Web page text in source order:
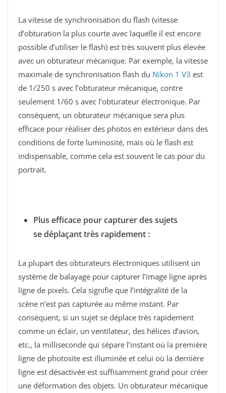
La vitesse de synchronisation du flash (vitesse
d’obturation la plus courte avec laquelle il est encore
possible d’utiliser le flash) est très souvent plus élevée
avec un obturateur mécanique. Par exemple, la vitesse
maximale de synchronisation flash du Nikon 1 V3 est
de 1/250 s avec l’obturateur mécanique, contre
seulement 1/60 s avec l’obturateur électronique. Par
conséquent, un obturateur mécanique sera plus
efficace pour réaliser des photos en extérieur dans des
conditions de forte luminosité, mais où le flash est
indispensable, comme cela est souvent le cas pour du
portrait.
Plus efficace pour capturer des sujets
se déplaçant très rapidement :
La plupart des obturateurs électroniques utilisent un
système de balayage pour capturer l’image ligne après
ligne de pixels. Cela signifie que l’intégralité de la
scène n’est pas capturée au même instant. Par
conséquent, si un sujet se déplace très rapidement
comme un éclair, un ventilateur, des hélices d’avion,
etc., la milliseconde qui sépare l’instant où la première
ligne de photosite est illuminée et celui où la dernière
ligne est désactivée est suffisamment grand pour créer
une déformation des objets. Un obturateur mécanique